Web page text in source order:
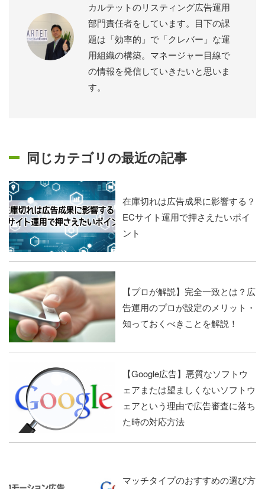
カルテットのリスティング広告運用
部門責任者をしています。目下の課
題は「効率的」で「クレバー」な運
用組織の構築。マネージャー目線で
の情報を発信していきたいと思いま
す。
同じカテゴリの最近の記事
在庫切れは広告成果に影響する？
ECサイト運用で押さえたいポイ
ント
【プロが解説】完全一致とは？広
告運用のプロが設定のメリット・
知っておくべきことを解説！
【Google広告】悪質なソフトウ
ェアまたは望ましくないソフトウ
ェアという理由で広告審査に落ち
た時の対応方法
マッチタイプのおすすめの選び方